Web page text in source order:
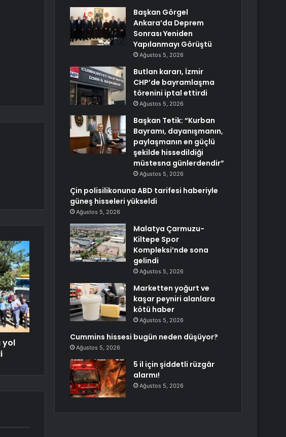
yol
Başkan Görgel
Ankara’da Deprem
Sonrası Yeniden
Yapılanmayı Görüştü
Ağustos 5, 2026
Butlan kararı, İzmir
CHP’de bayramlaşma
törenini iptal ettirdi
Ağustos 5, 2026
Başkan Tetik: “Kurban
Bayramı, dayanışmanın,
paylaşmanın en güçlü
şekilde hissedildiği
müstesna günlerdendir”
Ağustos 5, 2026
Çin polisilikonuna ABD tarifesi haberiyle
güneş hisseleri yükseldi
Ağustos 5, 2026
Malatya Çarmuzu-
Kiltepe Spor
Kompleksi’nde sona
gelindi
Ağustos 5, 2026
Marketten yoğurt ve
kaşar peyniri alanlara
kötü haber
Ağustos 5, 2026
Cummins hissesi bugün neden düşüyor?
Ağustos 5, 2026
5 il için şiddetli rüzgâr
alarmı!
Ağustos 5, 2026